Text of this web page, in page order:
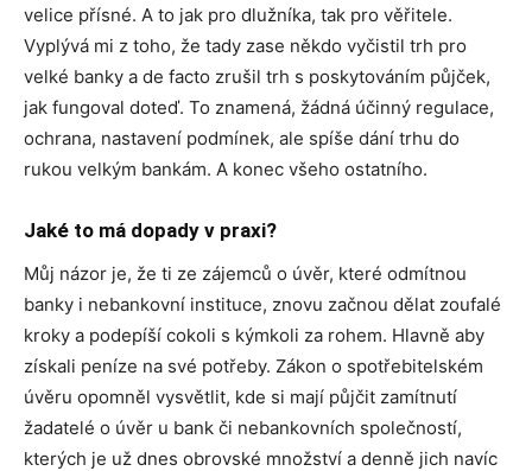
velice přísné. A to jak pro dlužníka, tak pro věřitele.
Vyplývá mi z toho, že tady zase někdo vyčistil trh pro
velké banky a de facto zrušil trh s poskytováním půjček,
jak fungoval doteď. To znamená, žádná účinný regulace,
ochrana, nastavení podmínek, ale spíše dání trhu do
rukou velkým bankám. A konec všeho ostatního.
Jaké to má dopady v praxi?
Můj názor je, že ti ze zájemců o úvěr, které odmítnou
banky i nebankovní instituce, znovu začnou dělat zoufalé
kroky a podepíší cokoli s kýmkoli za rohem. Hlavně aby
získali peníze na své potřeby. Zákon o spotřebitelském
úvěru opomněl vysvětlit, kde si mají půjčit zamítnutí
žadatelé o úvěr u bank či nebankovních společností,
kterých je už dnes obrovské množství a denně jich navíc